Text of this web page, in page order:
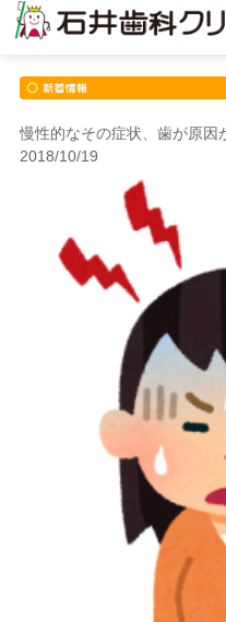
慢性的なその症状、歯が原因
2018/10/19